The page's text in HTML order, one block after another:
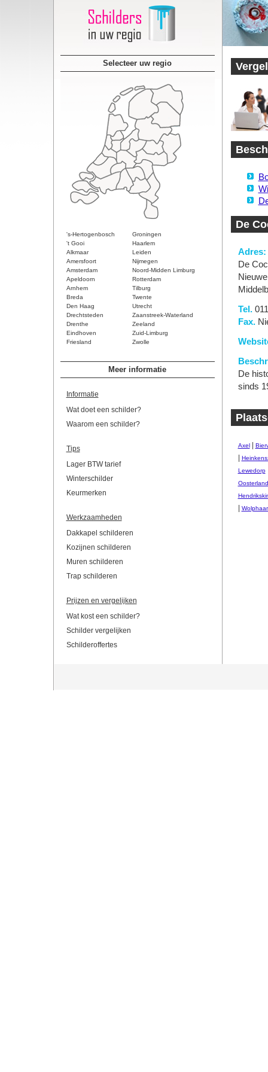
Selecteer uw regio
's-Hertogenbosch
Groningen
't Gooi
Haarlem
Alkmaar
Leiden
Amersfoort
Nijmegen
Amsterdam
Noord-Midden Limburg
Apeldoorn
Rotterdam
Arnhem
Tilburg
Breda
Twente
Den Haag
Utrecht
Drechtsteden
Zaanstreek-Waterland
Drenthe
Zeeland
Eindhoven
Zuid-Limburg
Friesland
Zwolle
Meer informatie
Informatie
Wat doet een schilder?
Waarom een schilder?
Tips
Lager BTW tarief
Winterschilder
Keurmerken
Werkzaamheden
Dakkapel schilderen
Kozijnen schilderen
Muren schilderen
Trap schilderen
Prijzen en vergelijken
Wat kost een schilder?
Schilder vergelijken
Schilderoffertes
De
Adres:
De
Tel.
Fax.
De
sinds
Axel|
Lewedorp
Oosterland